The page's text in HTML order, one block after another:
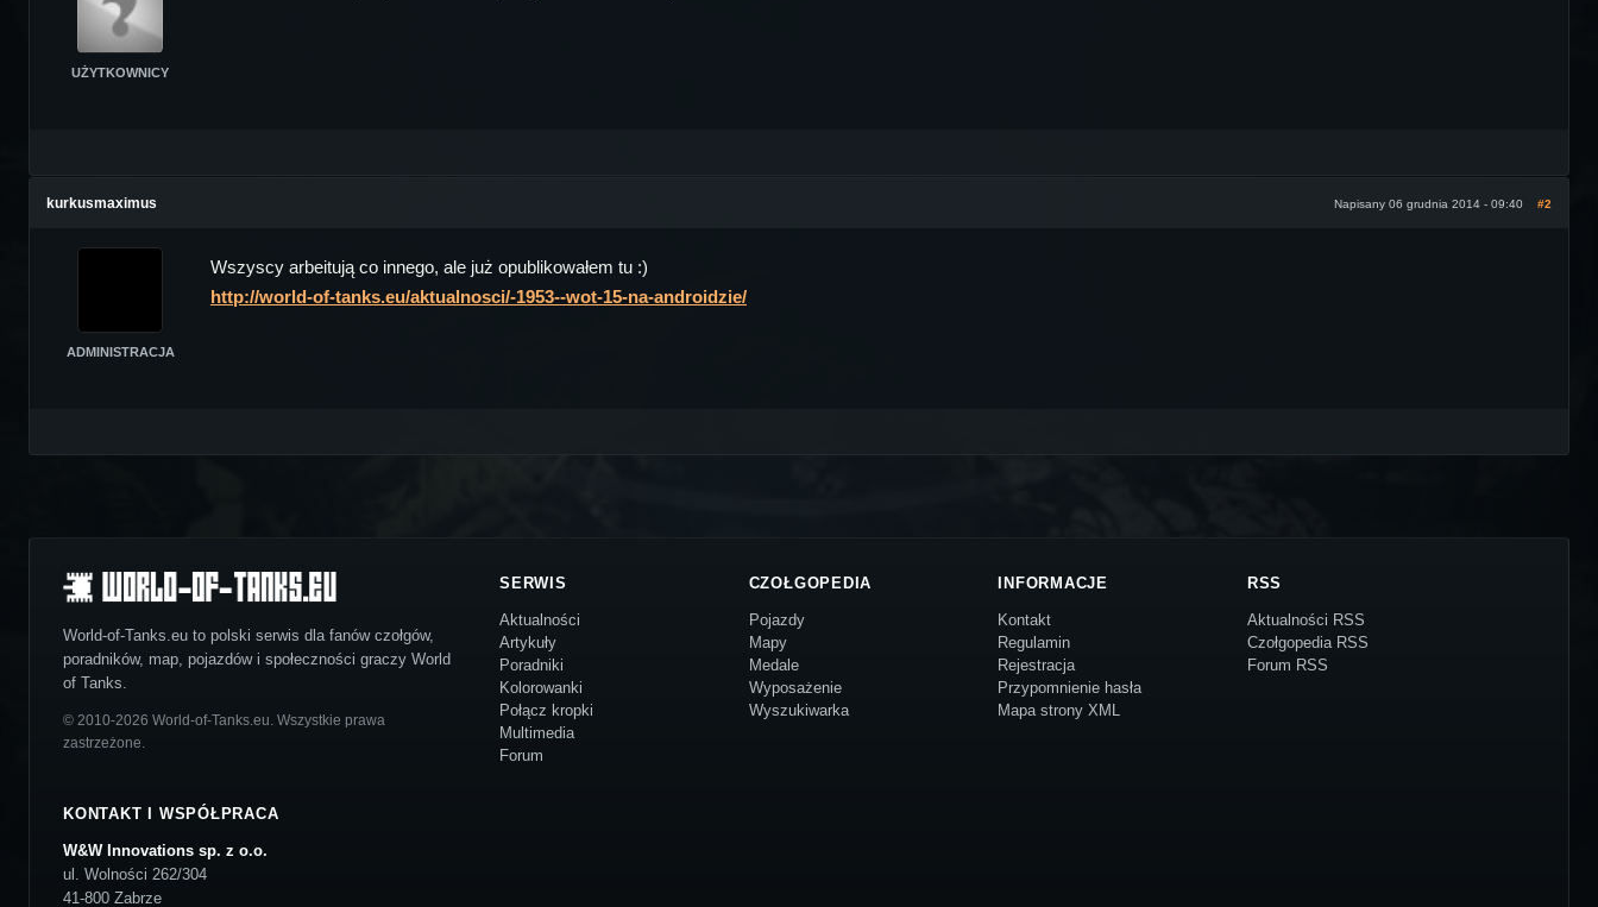
UŻYTKOWNICY
kurkusmaximus Napisany 06 grudnia 2014 - 09:40 #2
ADMINISTRACJA
Wszyscy arbeitują co innego, ale już opublikowałem tu :)
http://world-of-tanks.eu/aktualnosci/-1953--wot-15-na-androidzie/
World-of-Tanks.eu to polski serwis dla fanów czołgów,
poradników, map, pojazdów i społeczności graczy World
of Tanks.
© 2010-2026 World-of-Tanks.eu. Wszystkie prawa
zastrzeżone.
SERWIS
Aktualności
Artykuły
Poradniki
Kolorowanki
Połącz kropki
Multimedia
Forum
CZOŁGOPEDIA
Pojazdy
Mapy
Medale
Wyposażenie
Wyszukiwarka
INFORMACJE
Kontakt
Regulamin
Rejestracja
Przypomnienie hasła
Mapa strony XML
RSS
Aktualności RSS
Czołgopedia RSS
Forum RSS
KONTAKT I WSPÓŁPRACA
W&W Innovations sp. z o.o.
ul. Wolności 262/304
41-800 Zabrze